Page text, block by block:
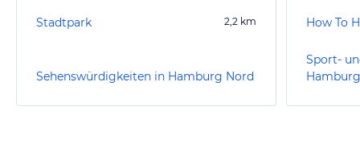
Stadtpark 2,2 km
Sehenswürdigkeiten in Hamburg Nord
How To
Sport-